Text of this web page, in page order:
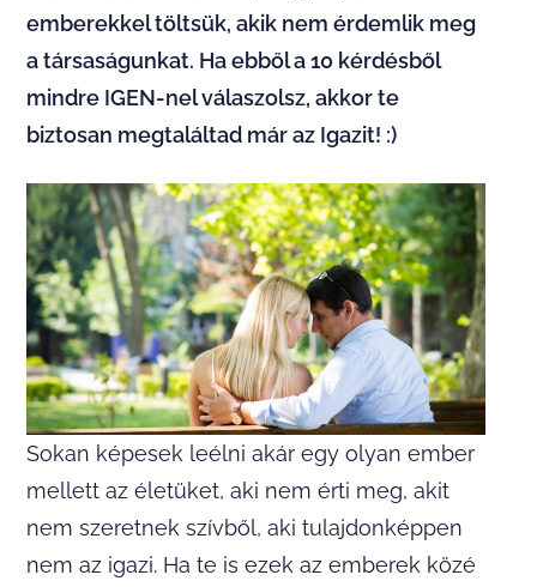
emberekkel töltsük, akik nem érdemlik meg
a társaságunkat. Ha ebből a 10 kérdésből
mindre IGEN-nel válaszolsz, akkor te
biztosan megtaláltad már az Igazit! :)
Sokan képesek leélni akár egy olyan ember
mellett az életüket, aki nem érti meg, akit
nem szeretnek szívből, aki tulajdonképpen
nem az igazi. Ha te is ezek az emberek közé